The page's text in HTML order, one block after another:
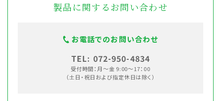
製品に関するお問い合わせ
お電話でのお問い合わせ
TEL: 072-950-4834
受付時間：月〜金 9:00〜17：00
（土日・祝日および指定休日は除く）